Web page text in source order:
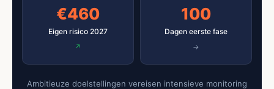
€460
Eigen risico 2027
100
Dagen eerste fase
Ambitieuze doelstellingen vereisen intensieve monitoring